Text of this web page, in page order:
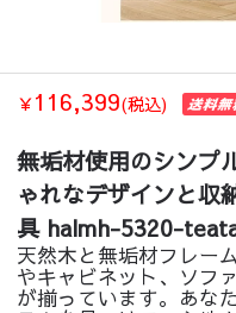
￥116,399(税込)
無垢材使用のシンプ
ゃれなデザインと収
具 halmh-5320-
天然木と無垢材フレー
やキャビネット、ソフ
が揃っています。あな